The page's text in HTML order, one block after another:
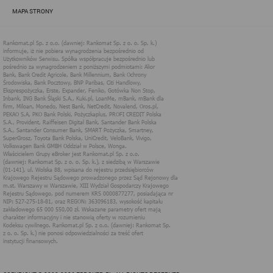
MAPA STRONY
dostosowanie usług, świadczonych w ramach serwisu do potrzeb
Więcej informacji na temat stosowania technologii cookies w
serwisie dostępne jest w Polityce Cookies.
Polityka Cookies serwisów
internetowych spółki Rankomat.pl Sp. z
o.o. (dawniej: Rankomat Sp. z o. o. Sp.
k.)
Rankomat.pl Sp. z o.o. (dawniej: Rankomat Sp. z o. o. Sp. k.), z
siedzibą w Warszawie (01-141), ul. Wolska 88, wpisana do rejestru
przedsiębiorców Krajowego Rejestru Sądowego prowadzonego
przez Sąd Rejonowy dla m.st. Warszawy w Warszawie, XIII
Wydział Gospodarczy Krajowego Rejestru Sądowego, pod
numerem KRS 0000877277, posiadająca nr NIP: 527-275-18-81,
oraz REGON: 363096183, zwana dalej "Rankomat" wykorzystuje
na swoich stronach internetowych technologię "cookies".
Zasady wykorzystania informacji dostarczonych przez
użytkownika w ramach technologii cookies w trakcie korzystania
ze stron internetowych i Rankomat określa niniejszy dokument.